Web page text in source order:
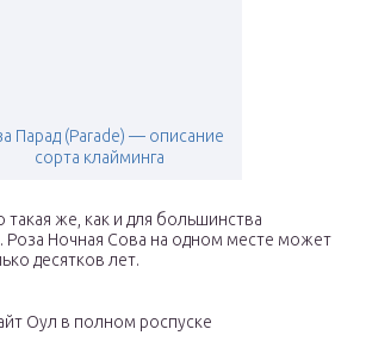
Парад (Parade) — описание
сорта клайминга
такая же, как и для большинства
Роза Ночная Сова на одном месте может
десятков лет.
Оул в полном роспуске